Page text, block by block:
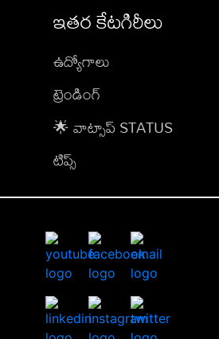
ఇతర కేటగిరీలు
ఉద్యోగాలు
ట్రెండింగ్
🌟 వాట్సాప్ STATUS
టిప్స్